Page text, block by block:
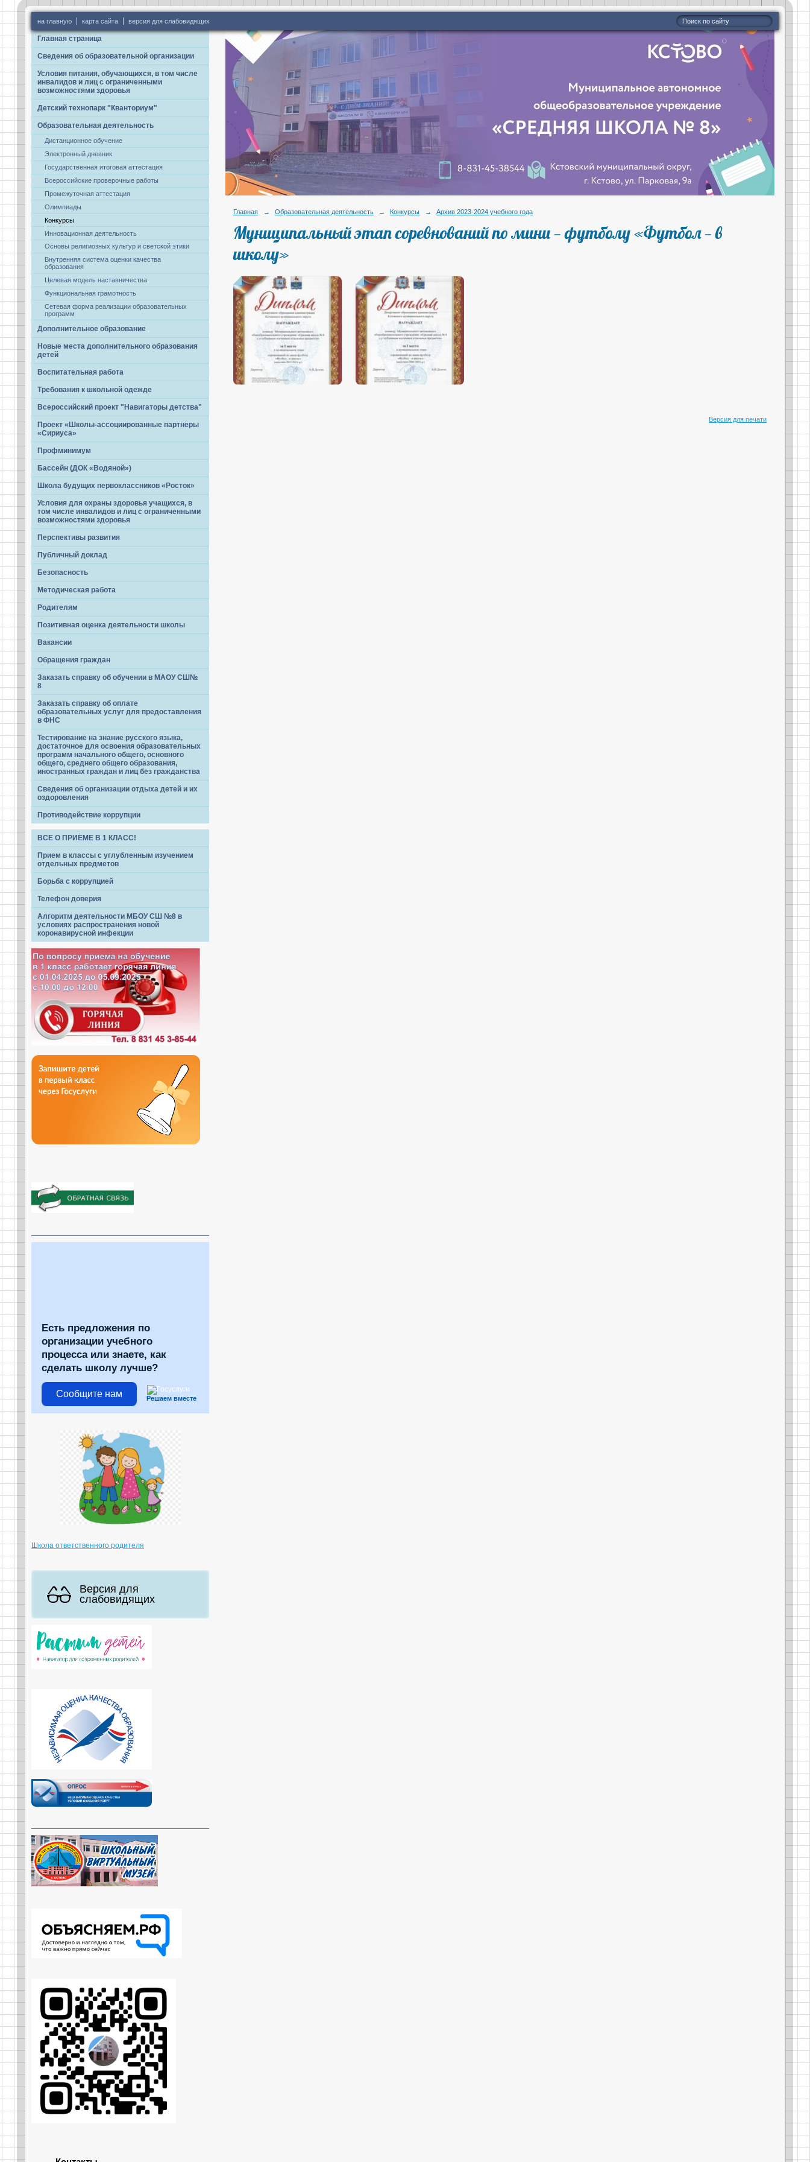
на главную карта сайта версия для слабовидящих
Главная страница
Сведения об образовательной организации
Условия питания, обучающихся, в том числе
инвалидов и лиц с ограниченными
возможностями здоровья
Детский технопарк "Кванториум"
Образовательная деятельность
Дистанционное обучение
Электронный дневник
Государственная итоговая аттестация
Всероссийские проверочные работы
Промежуточная аттестация
Олимпиады
Конкурсы
Инновационная деятельность
Основы религиозных культур и светской этики
Внутренняя система оценки качества
образования
Целевая модель наставничества
Функциональная грамотность
Сетевая форма реализации образовательных
программ
Дополнительное образование
Новые места дополнительного образования
детей
Воспитательная работа
Требования к школьной одежде
Всероссийский проект "Навигаторы детства"
Проект «Школы-ассоциированные партнёры
«Сириуса»
Профминимум
Бассейн (ДОК «Водяной»)
Школа будущих первоклассников «Росток»
Условия для охраны здоровья учащихся, в
том числе инвалидов и лиц с ограниченными
возможностями здоровья
Перспективы развития
Публичный доклад
Безопасность
Методическая работа
Родителям
Позитивная оценка деятельности школы
Вакансии
Обращения граждан
Заказать справку об обучении в МАОУ СШ№
8
Заказать справку об оплате
образовательных услуг для предоставления
в ФНС
Тестирование на знание русского языка,
достаточное для освоения образовательных
программ начального общего, основного
общего, среднего общего образования,
иностранных граждан и лиц без гражданства
Сведения об организации отдыха детей и их
оздоровления
Противодействие коррупции
ВСЕ О ПРИЁМЕ В 1 КЛАСС!
Прием в классы с углубленным изучением
отдельных предметов
Борьба с коррупцией
Телефон доверия
Алгоритм деятельности МБОУ СШ №8 в
условиях распространения новой
коронавирусной инфекции
Есть предложения по
организации учебного
процесса или знаете, как
сделать школу лучше?
Сообщите нам Решаем вместе
Школа ответственного родителя
Версия для
слабовидящих
Главная → Образовательная деятельность → Конкурсы → Архив 2023-2024 учебного года
Муниципальный этап соревнований по мини — футболу «Футбол — в
школу»
Версия для печати